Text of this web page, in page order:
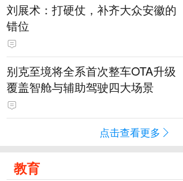
刘展术：打硬仗，补齐大众安徽的
错位
别克至境将全系首次整车OTA升级
覆盖智舱与辅助驾驶四大场景
点击查看更多
教育